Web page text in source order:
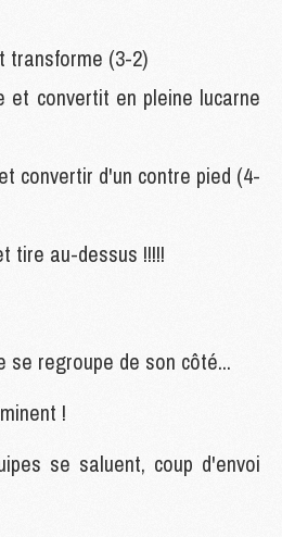
transforme (3-2)
et convertit en pleine lucarne
convertir d'un contre pied (4-
tire au-dessus !!!!!
se regroupe de son côté...
!
se saluent, coup d'envoi